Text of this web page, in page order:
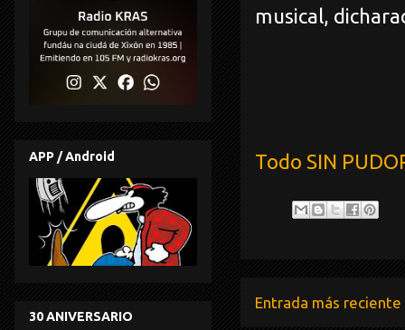
musical,
Todo SIN
Entrada más reciente
APP / Android
30 ANIVERSARIO